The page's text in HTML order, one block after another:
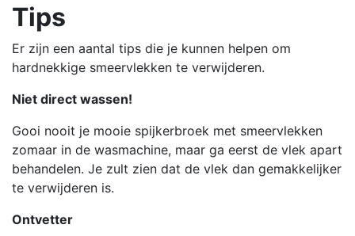
Tips
Er zijn een aantal tips die je kunnen helpen om
hardnekkige smeervlekken te verwijderen.
Niet direct wassen!
Gooi nooit je mooie spijkerbroek met smeervlekken
zomaar in de wasmachine, maar ga eerst de vlek apart
behandelen. Je zult zien dat de vlek dan gemakkelijker
te verwijderen is.
Ontvetter